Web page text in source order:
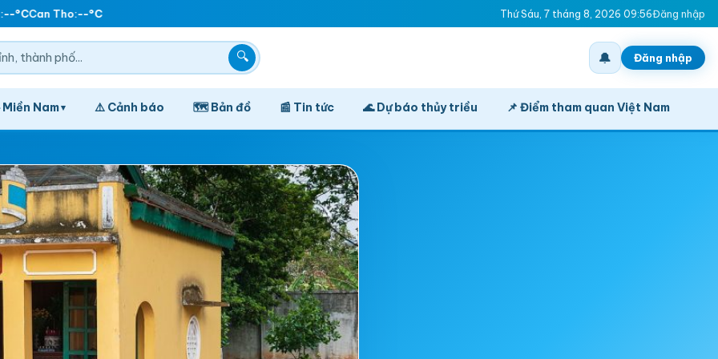
°CCan Tho:--°C Thứ Sáu, 7 tháng 8, 2026 09:56Đăng nhập
🔍 🔔 Đăng nhập
Nam▾ ⚠️ Cảnh báo 🗺️ Bản đồ 📰 Tin tức 🌊 Dự báo thủy triều 📌 Điểm tham quan Việt Nam